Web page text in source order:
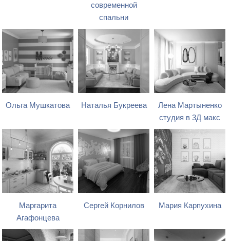
современной
спальни
Ольга Мушкатова Наталья Букреева
Лена Мартыненко
студия в 3Д макс
Маргарита
Агафонцева
Сергей Корнилов Мария Карпухина